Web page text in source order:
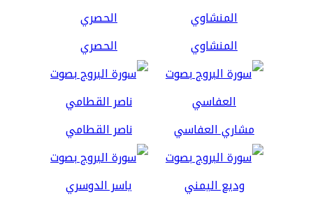
المنشاوي الحصري
مشاري العفاسي ناصر القطامي